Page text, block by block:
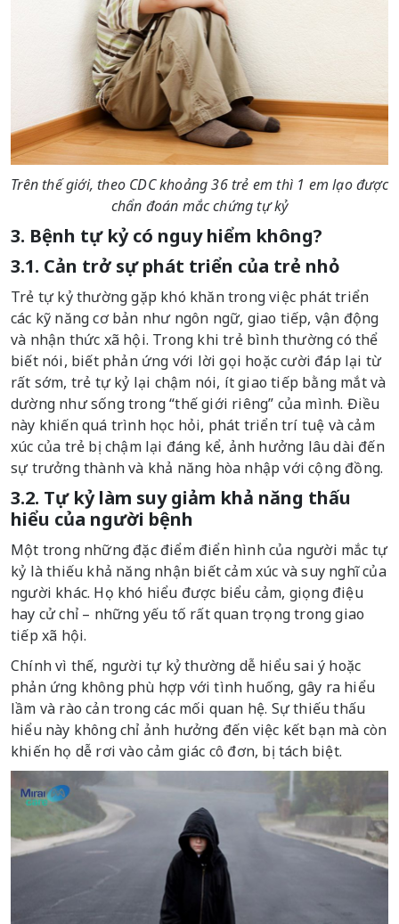
Trên thế giới, theo CDC khoảng 36 trẻ em thì 1 em lạo được
chẩn đoán mắc chứng tự kỷ
3. Bệnh tự kỷ có nguy hiểm không?
3.1. Cản trở sự phát triển của trẻ nhỏ
Trẻ tự kỷ thường gặp khó khăn trong việc phát triển
các kỹ năng cơ bản như ngôn ngữ, giao tiếp, vận động
và nhận thức xã hội. Trong khi trẻ bình thường có thể
biết nói, biết phản ứng với lời gọi hoặc cười đáp lại từ
rất sớm, trẻ tự kỷ lại chậm nói, ít giao tiếp bằng mắt và
dường như sống trong “thế giới riêng” của mình. Điều
này khiến quá trình học hỏi, phát triển trí tuệ và cảm
xúc của trẻ bị chậm lại đáng kể, ảnh hưởng lâu dài đến
sự trưởng thành và khả năng hòa nhập với cộng đồng.
3.2. Tự kỷ làm suy giảm khả năng thấu
hiểu của người bệnh
Một trong những đặc điểm điển hình của người mắc tự
kỷ là thiếu khả năng nhận biết cảm xúc và suy nghĩ của
người khác. Họ khó hiểu được biểu cảm, giọng điệu
hay cử chỉ – những yếu tố rất quan trọng trong giao
tiếp xã hội.
Chính vì thế, người tự kỷ thường dễ hiểu sai ý hoặc
phản ứng không phù hợp với tình huống, gây ra hiểu
lầm và rào cản trong các mối quan hệ. Sự thiếu thấu
hiểu này không chỉ ảnh hưởng đến việc kết bạn mà còn
khiến họ dễ rơi vào cảm giác cô đơn, bị tách biệt.